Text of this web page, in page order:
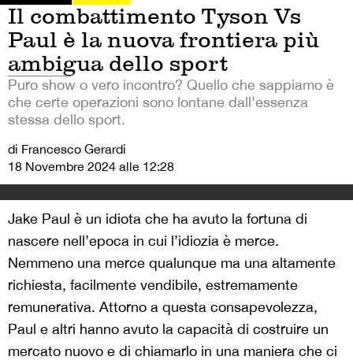
Il combattimento Tyson Vs
Paul è la nuova frontiera più
ambigua dello sport
Puro show o vero incontro? Quello che sappiamo è
che certe operazioni sono lontane dall'essenza
stessa dello sport.
di Francesco Gerardi
18 Novembre 2024 alle 12:28
Jake Paul è un idiota che ha avuto la fortuna di
nascere nell’epoca in cui l’idiozia è merce.
Nemmeno una merce qualunque ma una altamente
richiesta, facilmente vendibile, estremamente
remunerativa. Attorno a questa consapevolezza,
Paul e altri hanno avuto la capacità di costruire un
mercato nuovo e di chiamarlo in una maniera che ci